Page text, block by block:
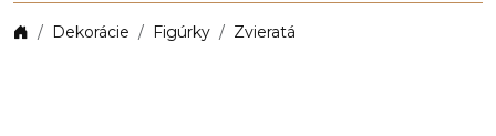
Dekorácie Figúrky Zvieratá